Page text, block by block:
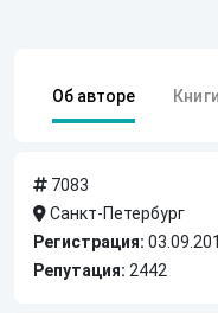
Об авторе Книги
7083
Санкт-Петербург
Регистрация:
Репутация: 2442